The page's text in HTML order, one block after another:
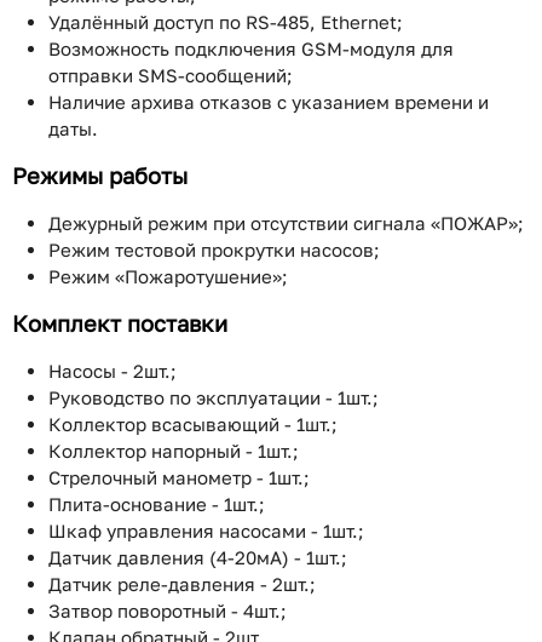
Удалённый доступ по RS-485, Ethernet;
Возможность подключения GSM-модуля для
отправки SMS-сообщений;
Наличие архива отказов с указанием времени и
даты.
Режимы работы
Дежурный режим при отсутствии сигнала «ПОЖАР»;
Режим тестовой прокрутки насосов;
Режим «Пожаротушение»;
Комплект поставки
Насосы - 2шт.;
Руководство по эксплуатации - 1шт.;
Коллектор всасывающий - 1шт.;
Коллектор напорный - 1шт.;
Стрелочный манометр - 1шт.;
Плита-основание - 1шт.;
Шкаф управления насосами - 1шт.;
Датчик давления (4-20мА) - 1шт.;
Датчик реле-давления - 2шт.;
Затвор поворотный - 4шт.;
Клапан обратный - 2шт..